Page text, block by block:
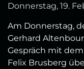
Donnerstag, 19.
Am Donnerstag,
Gerhard
Gespräch mit
Felix Brusberg